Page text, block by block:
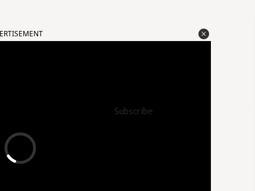
Subscribe